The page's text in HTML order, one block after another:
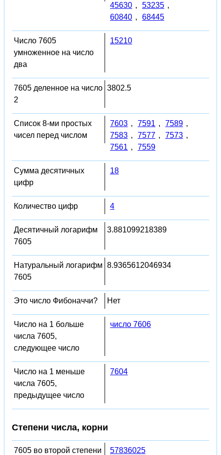
45630 , 53235 ,
60840 , 68445
Число 7605
умноженное на число
два
15210
7605 деленное на число
2
3802.5
Список 8-ми простых
чисел перед числом
7603 , 7591 , 7589 ,
7583 , 7577 , 7573 ,
7561 , 7559
Сумма десятичных
цифр
18
Количество цифр 4
Десятичный логарифм
7605
3.881099218389
Натуральный логарифм
7605
8.9365612046934
Это число Фибоначчи? Нет
Число на 1 больше
числа 7605,
следующее число
число 7606
Число на 1 меньше
числа 7605,
предыдущее число
7604
Степени числа, корни
7605 во второй степени
57836025